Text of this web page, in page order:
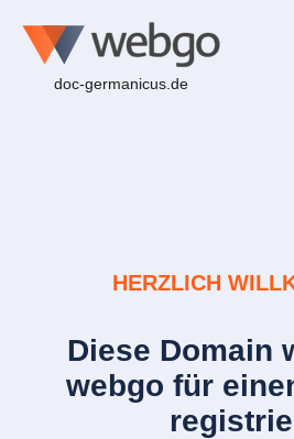
doc-germanicus.de
HERZLICH
Diese Domain
webgo für